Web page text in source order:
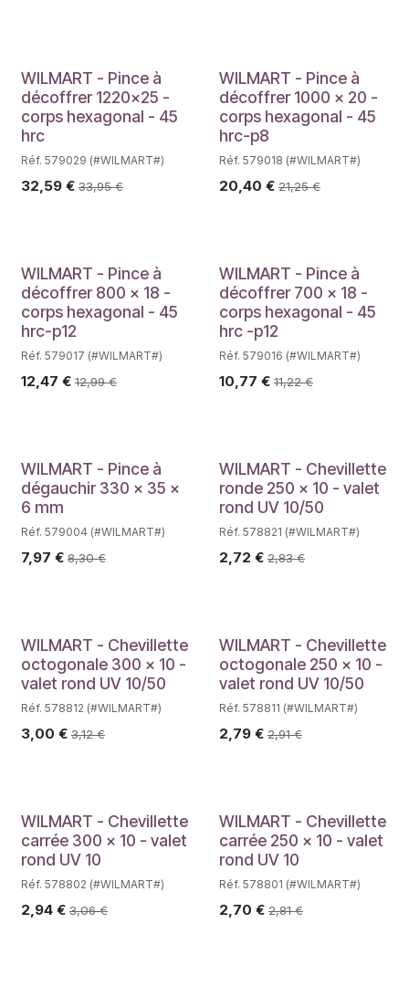
WILMART - Pince à
décoffrer 1220x25 -
corps hexagonal - 45
hrc
Réf. 579029 (#WILMART#)
32,59 € 33,95€
WILMART - Pince à
décoffrer 1000 x 20 -
corps hexagonal - 45
hrc-p8
Réf. 579018 (#WILMART#)
20,40 € 21,25€
WILMART - Pince à
décoffrer 800 x 18 -
corps hexagonal - 45
hrc-p12
Réf. 579017 (#WILMART#)
12,47 € 12,99€
WILMART - Pince à
décoffrer 700 x 18 -
corps hexagonal - 45
hrc -p12
Réf. 579016 (#WILMART#)
10,77 € 11,22€
WILMART - Pince à
dégauchir 330 x 35 x
6 mm
Réf. 579004 (#WILMART#)
7,97 € 8,30€
WILMART - Chevillette
ronde 250 x 10 - valet
rond UV 10/50
Réf. 578821 (#WILMART#)
2,72 € 2,83€
WILMART - Chevillette
octogonale 300 x 10 -
valet rond UV 10/50
Réf. 578812 (#WILMART#)
3,00 € 3,12€
WILMART - Chevillette
octogonale 250 x 10 -
valet rond UV 10/50
Réf. 578811 (#WILMART#)
2,79€ 2,91€
WILMART - Chevillette
carrée 300 x 10 - valet
rond UV 10
Réf. 578802 (#WILMART#)
2,94 € 3,06€
WILMART - Chevillette
carrée 250 x 10 - valet
rond UV 10
Réf. 578801 (#WILMART#)
2,70 € 2,81€